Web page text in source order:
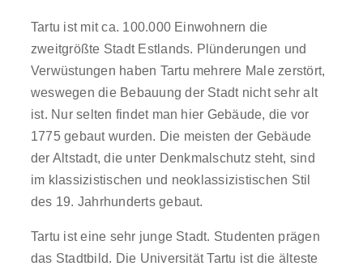
Tartu ist mit ca. 100.000 Einwohnern die
zweitgrößte Stadt Estlands. Plünderungen und
Verwüstungen haben Tartu mehrere Male zerstört,
weswegen die Bebauung der Stadt nicht sehr alt
ist. Nur selten findet man hier Gebäude, die vor
1775 gebaut wurden. Die meisten der Gebäude
der Altstadt, die unter Denkmalschutz steht, sind
im klassizistischen und neoklassizistischen Stil
des 19. Jahrhunderts gebaut.
Tartu ist eine sehr junge Stadt. Studenten prägen
das Stadtbild. Die Universität Tartu ist die älteste